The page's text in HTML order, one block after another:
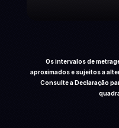
Os intervalos de
aproximados e sujeitos a
Consulte a Declaração